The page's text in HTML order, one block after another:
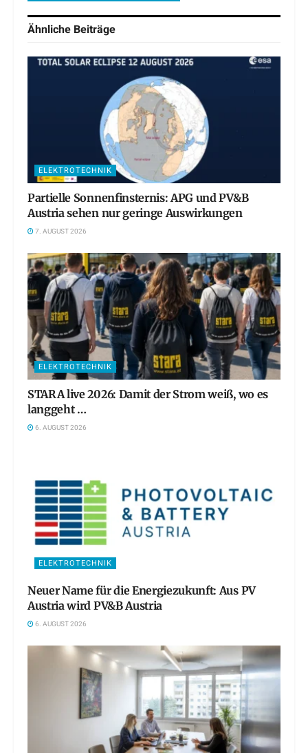
Ähnliche Beiträge
ELEKTROTECHNIK
Partielle Sonnenfinsternis: APG und PV&B
Austria sehen nur geringe Auswirkungen
7. AUGUST 2026
ELEKTROTECHNIK
STARA live 2026: Damit der Strom weiß, wo es
langgeht …
6. AUGUST 2026
ELEKTROTECHNIK
Neuer Name für die Energiezukunft: Aus PV
Austria wird PV&B Austria
6. AUGUST 2026